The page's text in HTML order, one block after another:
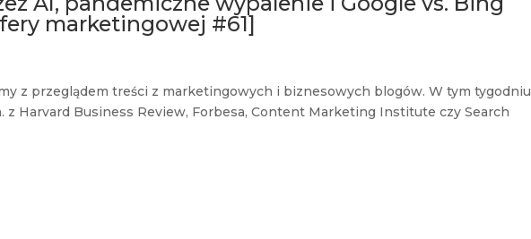
marketingowej #61]
z przeglądem treści z marketingowych i biznesowych blogów. W tym tygodniu
z Harvard Business Review, Forbesa, Content Marketing Institute czy Search